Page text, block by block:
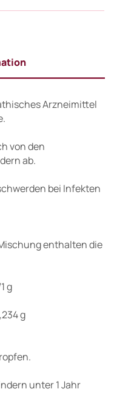
Arzneimittel
von den
ab.
bei Infekten
enthalten die
g
g
unter 1 Jahr